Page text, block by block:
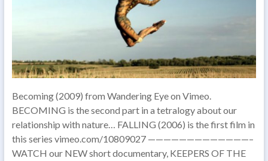
Becoming (2009) from Wandering Eye on Vimeo.
BECOMING is the second part in a tetralogy about our
relationship with nature… FALLING (2006) is the first film in
this series vimeo.com/10809027 —————————————–
WATCH our NEW short documentary, KEEPERS OF THE